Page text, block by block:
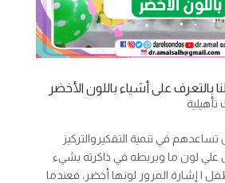
بالتعرف على أشياء باللون الأخضر
تساعدهم في تنمية التفكيروالتركيز
علي لون ما ويربطه في ذاكرته بشيء
ا إشارة المرور لونها أخضر، فعندما